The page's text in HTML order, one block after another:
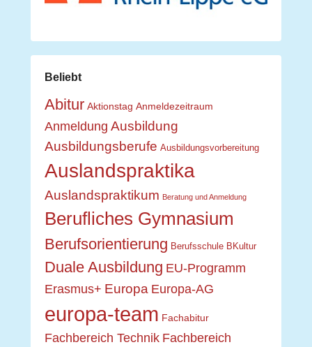
Beliebt
Abitur Aktionstag Anmeldezeitraum
Anmeldung Ausbildung
Ausbildungsberufe Ausbildungsvorbereitung
Auslandspraktika
Auslandspraktikum Beratung und Anmeldung
Berufliches Gymnasium
Berufsorientierung Berufsschule BKultur
Duale Ausbildung EU-Programm
Erasmus+ Europa Europa-AG
europa-team Fachabitur
Fachbereich Technik Fachbereich